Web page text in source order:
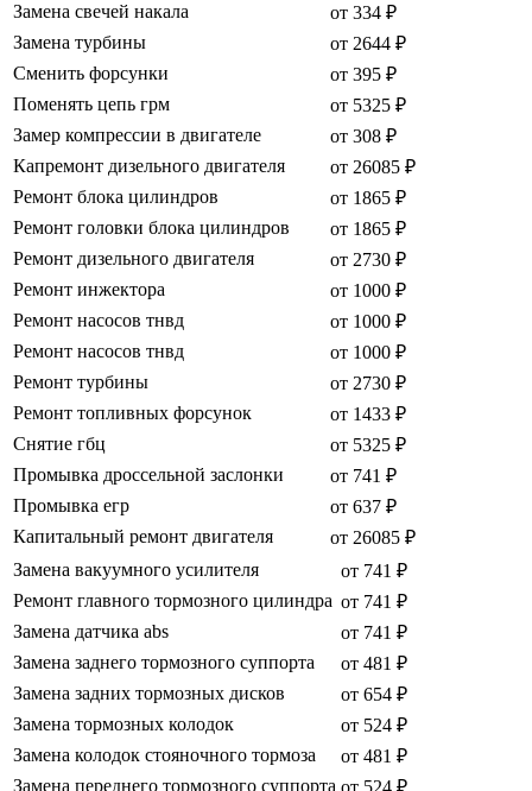
Замена свечей накала
от 334 ₽
Замена турбины
от 2644 ₽
Сменить форсунки
от 395 ₽
Поменять цепь грм
от 5325 ₽
Замер компрессии в двигателе
от 308 ₽
Капремонт дизельного двигателя
от 26085 ₽
Ремонт блока цилиндров
от 1865 ₽
Ремонт головки блока цилиндров
от 1865 ₽
Ремонт дизельного двигателя
от 2730 ₽
Ремонт инжектора
от 1000 ₽
Ремонт насосов тнвд
от 1000 ₽
Ремонт насосов тнвд
от 1000 ₽
Ремонт турбины
от 2730 ₽
Ремонт топливных форсунок
от 1433 ₽
Снятие гбц
от 5325 ₽
Промывка дроссельной заслонки
от 741 ₽
Промывка егр
от 637 ₽
Капитальный ремонт двигателя
от 26085 ₽
Замена вакуумного усилителя
от 741 ₽
Ремонт главного тормозного цилиндра от 741 ₽
Замена датчика abs
от 741 ₽
Замена заднего тормозного суппорта
от 481 ₽
Замена задних тормозных дисков
от 654 ₽
Замена тормозных колодок
от 524 ₽
Замена колодок стояночного тормоза
от 481 ₽
Замена переднего тормозного суппорта